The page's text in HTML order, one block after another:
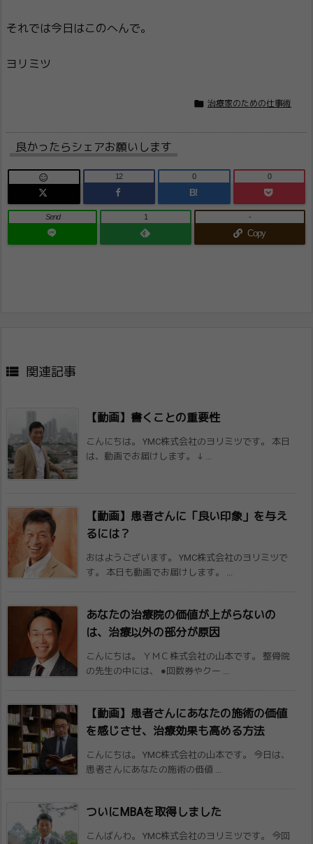
それでは今日はこのへんで。
ヨリミツ
 治療家のための仕事術
良かったらシェアお願いします
 12
B!
0 0
Send 1
Copy
-
 関連記事
【動画】書くことの重要性
こんにちは。 YMC株式会社のヨリミツです。 本日
は、動画でお届けします。 ↓ ...
【動画】患者さんに「良い印象」を与え
るに​は？
おはようございます。 YMC株式会社のヨリミツで
す。 本日も動画でお届けします。 ...
あなたの治療院の価値が上がらないの
は、治​療以外の部分が原因
こんにちは。 ＹＭＣ株式会社の山本です。 整骨院
の先生の中には、 ●回数券やクー ...
【動画】患者さんにあなたの施術の価値
を感​じさせ、治療効果も高める方法
こんにちは。 YMC株式会社の山本です。 今日は、
患者さんにあなたの施術の価値 ...
ついにMBAを取得しました
こんばんわ。 YMC株式会社のヨリミツです。 今回